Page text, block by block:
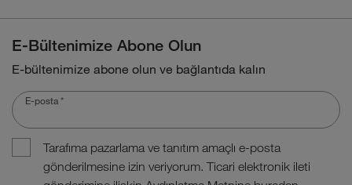
E-Bültenimize Abone Olun
E-bültenimize abone olun ve bağlantıda kalın
E-posta *
Tarafıma pazarlama ve tanıtım amaçlı e-posta
gönderilmesine izin veriyorum. Ticari elektronik ileti